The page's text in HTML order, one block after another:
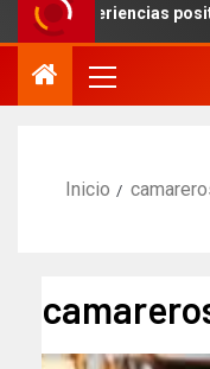
Experiencias
Inicio